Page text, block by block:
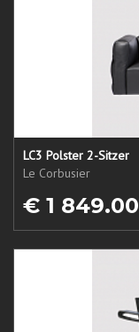
LC3 Polster 2-Sitzer
Le Corbusier
€ 1 849.00